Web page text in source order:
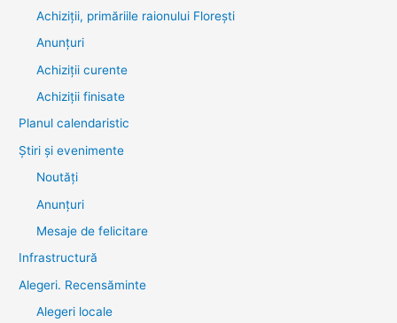
Achiziții, primăriile raionului Florești
Anunțuri
Achiziții curente
Achiziții finisate
Planul calendaristic
Știri şi evenimente
Noutăţi
Anunţuri
Mesaje de felicitare
Infrastructură
Alegeri. Recensăminte
Alegeri locale